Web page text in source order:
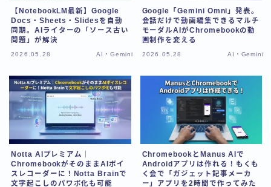
【NotebookLM最新】Google
Docs・Sheets・Slidesを自動
同期。AIライターの「ソース古い
問題」が解決
2026.05.28 AI・Gemini
Google「Gemini Omni」発表。
会話だけで動画編集できるマルチ
モーダルAIがChromebookの動
画制作を変える
2026.05.28 AI・Gemini
Notta AIプレミアム｜
ChromebookがそのままAIボイ
スレコーダーに！Notta Brainで
文字起こしのパワポ化も可能
ChromebookとManus AIで
Androidアプリは作れる！もくも
く会で「ガジェット記事メーカ
ー」アプリを2時間で作ってみた